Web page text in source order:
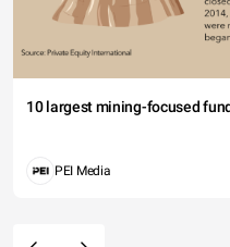
10 largest mining-focused
PEI Media